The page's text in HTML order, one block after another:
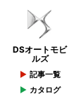
DSオートモビ
ルズ
記事一覧
カタログ